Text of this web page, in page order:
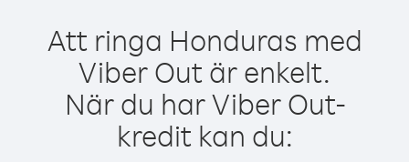
Att ringa Honduras med
Viber Out är enkelt.
När du har Viber Out-
kredit kan du: